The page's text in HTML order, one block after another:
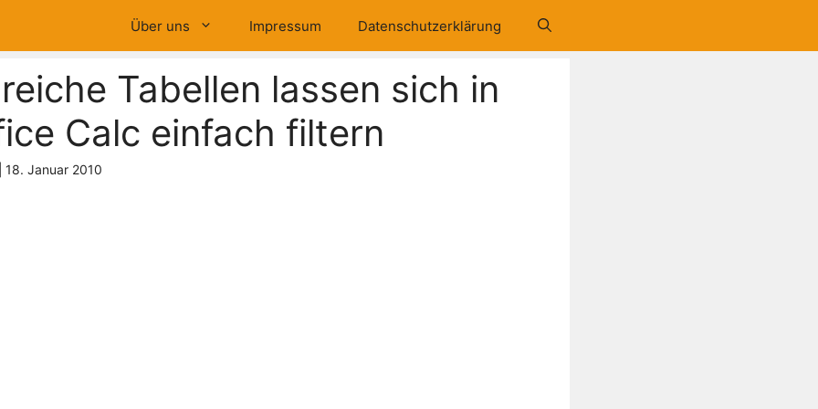
Über uns Impressum Datenschutzerklärung
Tabellen lassen sich in
Calc einfach filtern
18. Januar 2010